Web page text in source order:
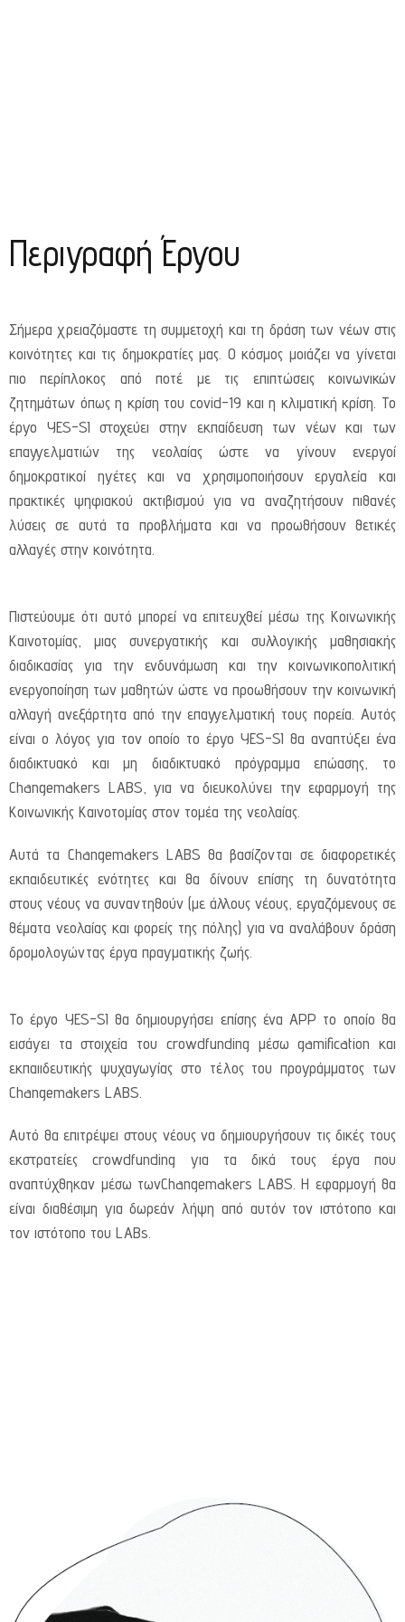
Περιγραφή Έργου
Σήμερα χρειαζόμαστε τη συμμετοχή και τη δράση των νέων στις
κοινότητες και τις δημοκρατίες μας. Ο κόσμος μοιάζει να γίνεται
πιο περίπλοκος από ποτέ με τις επιπτώσεις κοινωνικών
ζητημάτων όπως η κρίση του covid-19 και η κλιματική κρίση. Το
έργο YES-SI στοχεύει στην εκπαίδευση των νέων και των
επαγγελματιών της νεολαίας ώστε να γίνουν ενεργοί
δημοκρατικοί ηγέτες και να χρησιμοποιήσουν εργαλεία και
πρακτικές ψηφιακού ακτιβισμού για να αναζητήσουν πιθανές
λύσεις σε αυτά τα προβλήματα και να προωθήσουν θετικές
αλλαγές στην κοινότητα.
Πιστεύουμε ότι αυτό μπορεί να επιτευχθεί μέσω της Κοινωνικής
Καινοτομίας, μιας συνεργατικής και συλλογικής μαθησιακής
διαδικασίας για την ενδυνάμωση και την κοινωνικοπολιτική
ενεργοποίηση των μαθητών ώστε να προωθήσουν την κοινωνική
αλλαγή ανεξάρτητα από την επαγγελματική τους πορεία. Αυτός
είναι ο λόγος για τον οποίο το έργο YES-SI θα αναπτύξει ένα
διαδικτυακό και μη διαδικτυακό πρόγραμμα επώασης, το
Changemakers LABS, για να διευκολύνει την εφαρμογή της
Κοινωνικής Καινοτομίας στον τομέα της νεολαίας.
Αυτά τα Changemakers LABS θα βασίζονται σε διαφορετικές
εκπαιδευτικές ενότητες και θα δίνουν επίσης τη δυνατότητα
στους νέους να συναντηθούν (με άλλους νέους, εργαζόμενους σε
θέματα νεολαίας και φορείς της πόλης) για να αναλάβουν δράση
δρομολογώντας έργα πραγματικής ζωής.
Το έργο YES-SI θα δημιουργήσει επίσης ένα APP το οποίο θα
εισάγει τα στοιχεία του crowdfunding μέσω gamification και
εκπαιιδευτικής ψυχαγωγίας στο τέλος του προγράμματος των
Changemakers LABS.
Αυτό θα επιτρέψει στους νέους να δημιουργήσουν τις δικές τους
εκστρατείες crowdfunding για τα δικά τους έργα που
αναπτύχθηκαν μέσω τωνChangemakers LABS. Η εφαρμογή θα
είναι διαθέσιμη για δωρεάν λήψη από αυτόν τον ιστότοπο και
τον ιστότοπο του LABs.